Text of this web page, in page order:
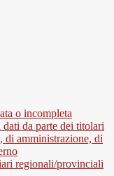
o incompleta
da parte dei titolari
amministrazione, di
regionali/provinciali